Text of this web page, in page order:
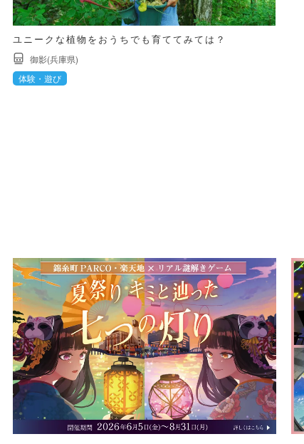
ユニークな植物をおうちでも育ててみては？
御影(兵庫県)
体験・遊び